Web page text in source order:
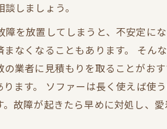
しましょう。
を放置してしまうと、不安定に
なくなることもあります。 そん
業者に見積もりを取ることがお
ます。 ソファーは長く使えば使
故障が起きたら早めに対処し、愛